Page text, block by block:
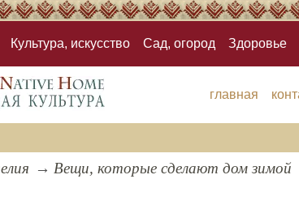
Культура, искусство Сад, огород Здоровье
главная
Вещи, которые сделают дом зимой